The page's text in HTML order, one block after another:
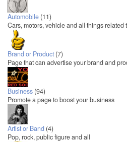
Automobile (11)
Cars, motors, vehicle and all things related
Brand or Product (7)
Page that can advertise your brand and
Business (94)
Promote a page to boost your business
Artist or Band (4)
Pop, rock, public figure and all